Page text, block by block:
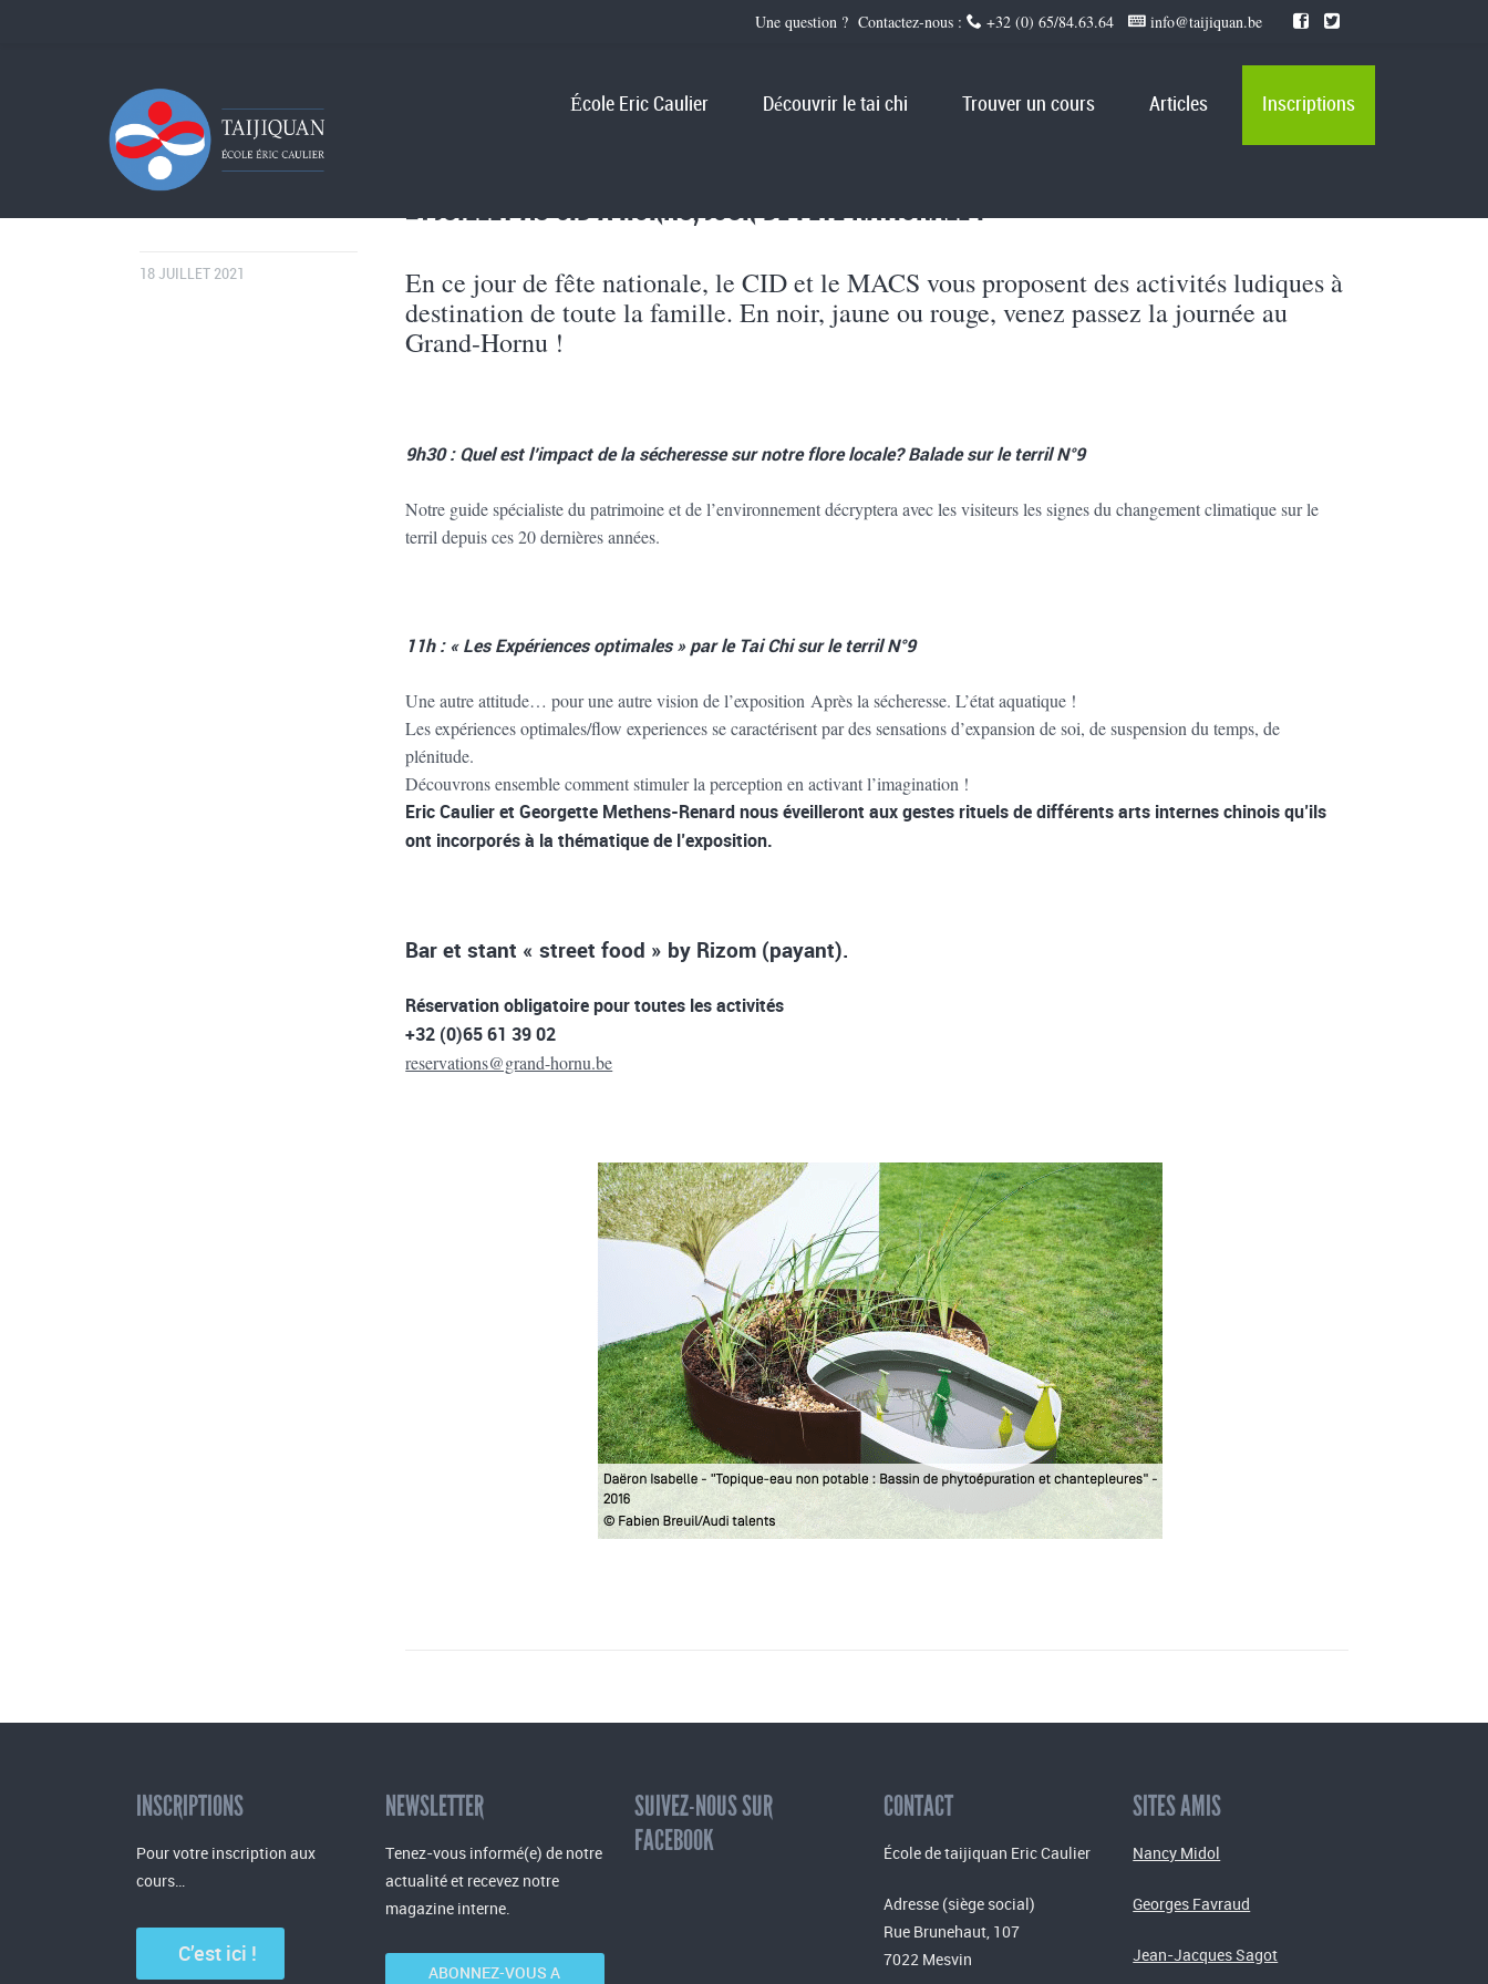
École Eric Caulier Découvrir le tai chi Trouver un cours Articles Inscriptions
21 JUILLET AU CID À HORNU, JOUR DE FÊTE NATIONALE !
18 JUILLET 2021
En ce jour de fête nationale, le CID et le MACS vous proposent des activités ludiques à
destination de toute la famille. En noir, jaune ou rouge, venez passez la journée au
Grand-Hornu !
9h30 : Quel est l’impact de la sécheresse sur notre flore locale? Balade sur le terril N°9
Notre guide spécialiste du patrimoine et de l’environnement décryptera avec les visiteurs les signes du changement climatique sur le
terril depuis ces 20 dernières années.
11h : « Les Expériences optimales » par le Tai Chi sur le terril N°9
Une autre attitude… pour une autre vision de l’exposition Après la sécheresse. L’état aquatique !
Les expériences optimales/flow experiences se caractérisent par des sensations d’expansion de soi, de suspension du temps, de
plénitude.
Découvrons ensemble comment stimuler la perception en activant l’imagination !
Eric Caulier et Georgette Methens-Renard nous éveilleront aux gestes rituels de différents arts internes chinois qu’ils
ont incorporés à la thématique de l’exposition.
Bar et stant « street food » by Rizom (payant).
Réservation obligatoire pour toutes les activités
+32 (0)65 61 39 02
reservations@grand-hornu.be
INSCRIPTIONS
Pour votre inscription aux
cours…
C’est ici !
NEWSLETTER
Tenez-vous informé(e) de notre
actualité et recevez notre
magazine interne.
ABONNEZ-VOUS A
SUIVEZ-NOUS SUR
FACEBOOK
CONTACT
École de taijiquan Eric Caulier
Adresse (siège social)
Rue Brunehaut, 107
7022 Mesvin
SITES AMIS
Nancy Midol
Georges Favraud
Jean-Jacques Sagot
Une question ? Contactez-nous : +32 (0) 65/84.63.64 info@taijiquan.be